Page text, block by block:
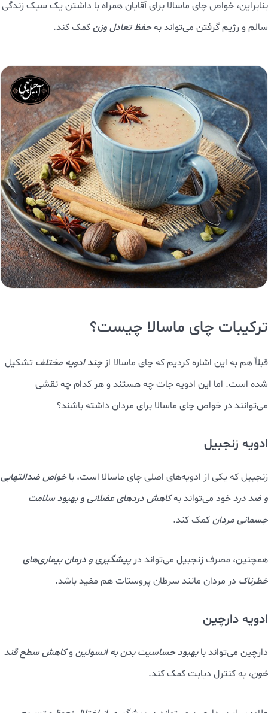
بنابراین، خواص چای ماسالا برای آقایان همراه با داشتن یک سبک زندگی
سالم و رژیم گرفتن می‌تواند بهحفظ تعادل وزنکمک کند.
ترکیبات چای ماسالا چیست؟
قبلاً هم به این اشاره کردیم که چای ماسالا ازچند ادویه مختلف تشکیل
شده است. اما این ادویه جات چه هستند و هر کدام چه نقشی
می‌توانند در خواص چای ماسالا برای مردان داشته باشند؟
ادویه زنجبیل
زنجبیل که یکی از ادویه‌های اصلی چای ماسالا است، باخواص ضدالتهابی
و ضد دردخود می‌تواند بهکاهش دردهای عضلانی و بهبود سلامت
جسمانی مردانکمک کند.
همچنین، مصرف زنجبیل می‌تواند درپیشگیری و درمان بیماری‌های
خطرناک در مردان مانند سرطان پروستات هم مفید باشد.
ادویه دارچین
دارچین می‌تواند بابهبود حساسیت بدن به انسولین وکاهش سطح قند
خون، به کنترل دیابت کمک کند.